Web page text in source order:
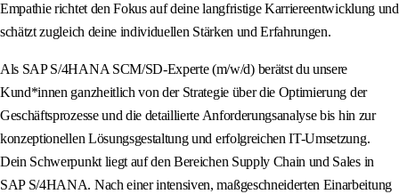
Empathie richtet den Fokus auf deine langfristige Karriereentwicklung und
schätzt zugleich deine individuellen Stärken und Erfahrungen.
Als SAP S/4HANA SCM/SD-Experte (m/w/d) berätst du unsere
Kund*innen ganzheitlich von der Strategie über die Optimierung der
Geschäftsprozesse und die detaillierte Anforderungsanalyse bis hin zur
konzeptionellen Lösungsgestaltung und erfolgreichen IT-Umsetzung.
Dein Schwerpunkt liegt auf den Bereichen Supply Chain und Sales in
SAP S/4HANA. Nach einer intensiven, maßgeschneiderten Einarbeitung